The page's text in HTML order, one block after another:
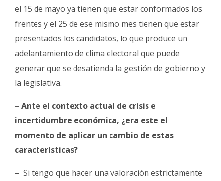
el 15 de mayo ya tienen que estar conformados los
frentes y el 25 de ese mismo mes tienen que estar
presentados los candidatos, lo que produce un
adelantamiento de clima electoral que puede
generar que se desatienda la gestión de gobierno y
la legislativa.
– Ante el contexto actual de crisis e
incertidumbre económica, ¿era este el
momento de aplicar un cambio de estas
características?
– Si tengo que hacer una valoración estrictamente